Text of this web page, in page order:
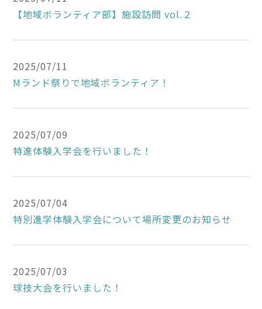
【地域ボランティア部】施設訪問 vol.２
2025/07/11
Mランド祭りで地域ボランティア！
2025/07/09
特進体験入学会を行いました！
2025/07/04
特別進学体験入学会について場所変更のお知らせ
2025/07/03
球技大会を行いました！